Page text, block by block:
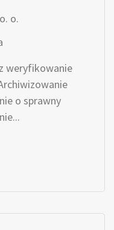
o.
weryfikowanie
o sprawny